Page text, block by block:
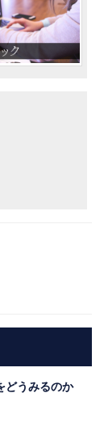
どうみるのか